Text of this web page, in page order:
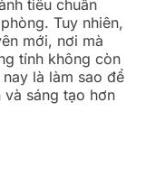
tiêu chuẩn
Tuy nhiên,
mới, nơi mà
tính không còn
là làm sao để
và sáng tạo hơn